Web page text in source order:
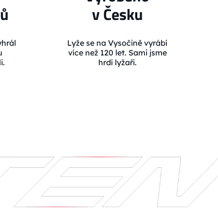
v Česku
Lyže se na Vysočině vyrábí
více než 120 let. Sami jsme
hrdí lyžaři.